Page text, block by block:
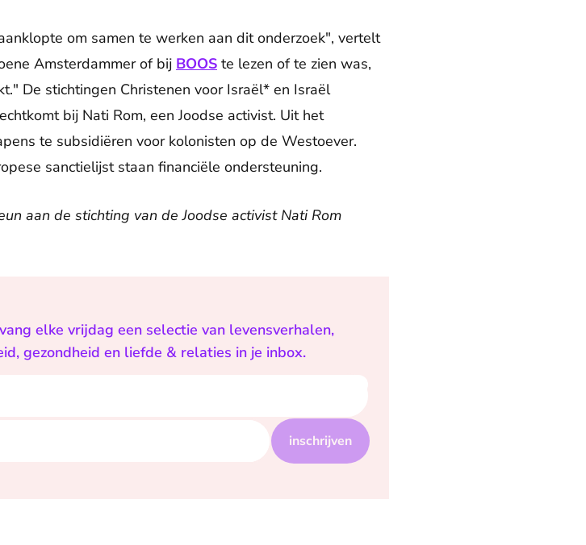
om samen te werken aan dit onderzoek", vertelt
Amsterdammer of bij BOOS te lezen of te zien was,
De stichtingen Christenen voor Israël* en Israël
bij Nati Rom, een Joodse activist. Uit het
te subsidiëren voor kolonisten op de Westoever.
sanctielijst staan financiële ondersteuning.
aan de stichting van de Joodse activist Nati Rom
elke vrijdag een selectie van levensverhalen,
gezondheid en liefde & relaties in je inbox.
inschrijven